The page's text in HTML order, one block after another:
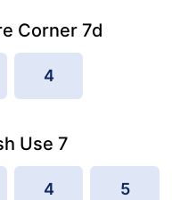
Corner 7d
4
Use 7
4 5